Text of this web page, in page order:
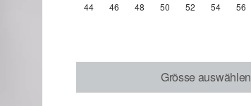
44 46 48 50 52 54 56
Grösse auswählen